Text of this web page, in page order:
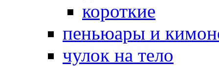
короткие
пеньюары и
чулок на тело